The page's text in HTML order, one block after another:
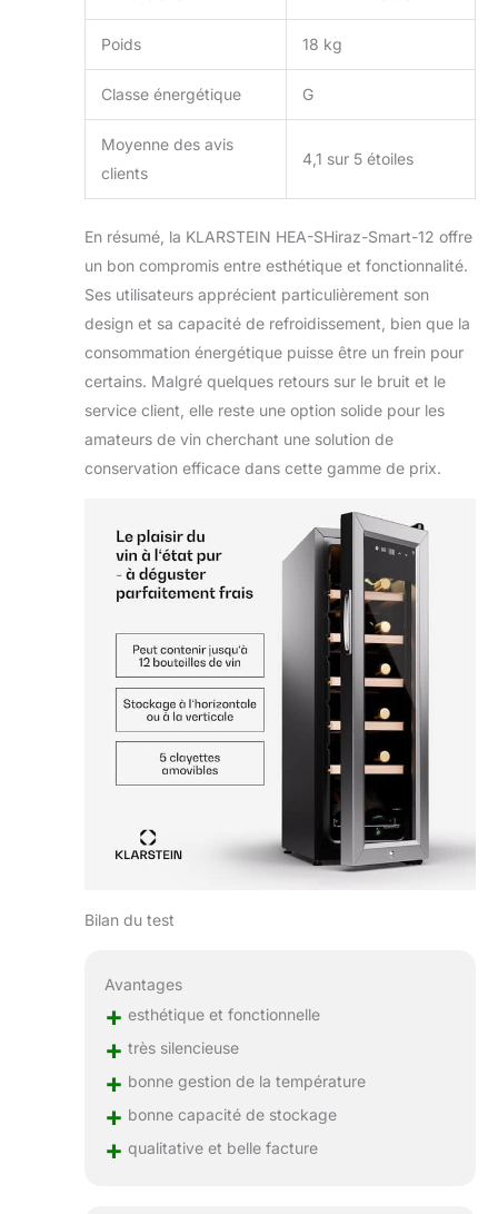
Poids 18 kg
Classe énergétique G
Moyenne des avis
clients
4,1 sur 5 étoiles
En résumé, la KLARSTEIN HEA-SHiraz-Smart-12 offre
un bon compromis entre esthétique et fonctionnalité.
Ses utilisateurs apprécient particulièrement son
design et sa capacité de refroidissement, bien que la
consommation énergétique puisse être un frein pour
certains. Malgré quelques retours sur le bruit et le
service client, elle reste une option solide pour les
amateurs de vin cherchant une solution de
conservation efficace dans cette gamme de prix.
Bilan du test
Avantages
+ esthétique et fonctionnelle
+ très silencieuse
+ bonne gestion de la température
+ bonne capacité de stockage
+ qualitative et belle facture